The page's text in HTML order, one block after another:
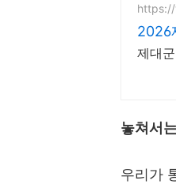
2026
제대
놓쳐서
우리가